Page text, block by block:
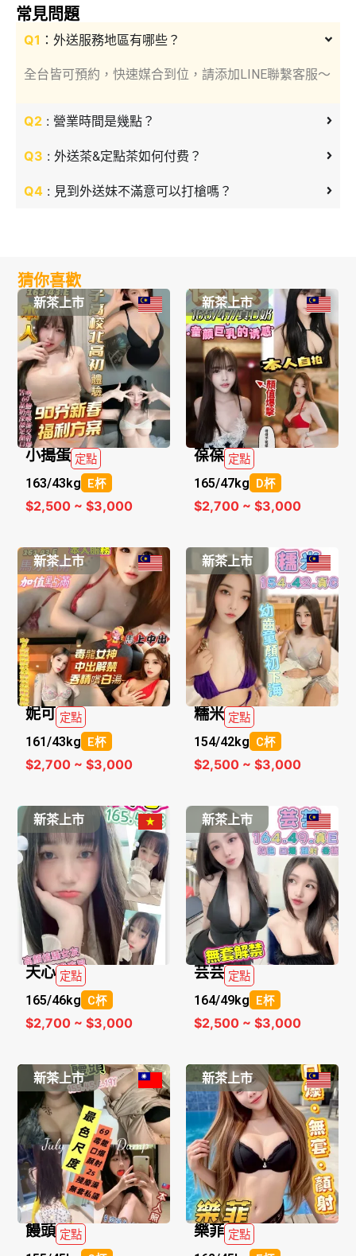
常見問題
Q1 ：外送服務地區有哪些？
全台皆可預約，快速媒合到位，請添加LINE聯繫客服～
Q2 : 營業時間是幾點？
Q3 : 外送茶&定點茶如何付费？
Q4 : 見到外送妹不滿意可以打槍嗎？
猜你喜歡
新茶上市
小搗蛋 定點
163/43kg E杯
$2,500 ~ $3,000
新茶上市
葆葆 定點
165/47kg D杯
$2,700 ~ $3,000
新茶上市
妮可 定點
161/43kg E杯
$2,700 ~ $3,000
新茶上市
糯米 定點
154/42kg C杯
$2,500 ~ $3,000
新茶上市
天心 定點
165/46kg C杯
$2,700 ~ $3,000
新茶上市
芸芸 定點
164/49kg E杯
$2,500 ~ $3,000
新茶上市
饅頭 定點
新茶上市
樂菲 定點